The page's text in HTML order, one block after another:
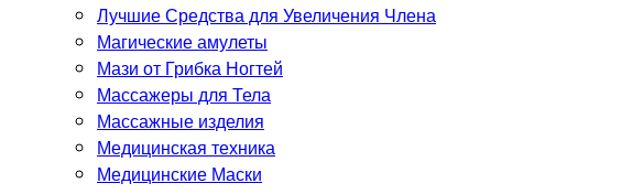
Лучшие Средства для Увеличения Члена
Магические амулеты
Мази от Грибка Ногтей
Массажеры для Тела
Массажные изделия
Медицинская техника
Медицинские Маски